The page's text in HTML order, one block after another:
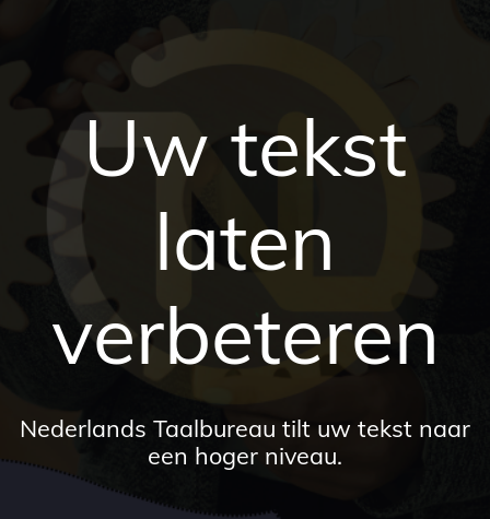
Uw tekst
laten
verbeteren
Nederlands Taalbureau tilt uw tekst naar
een hoger niveau.